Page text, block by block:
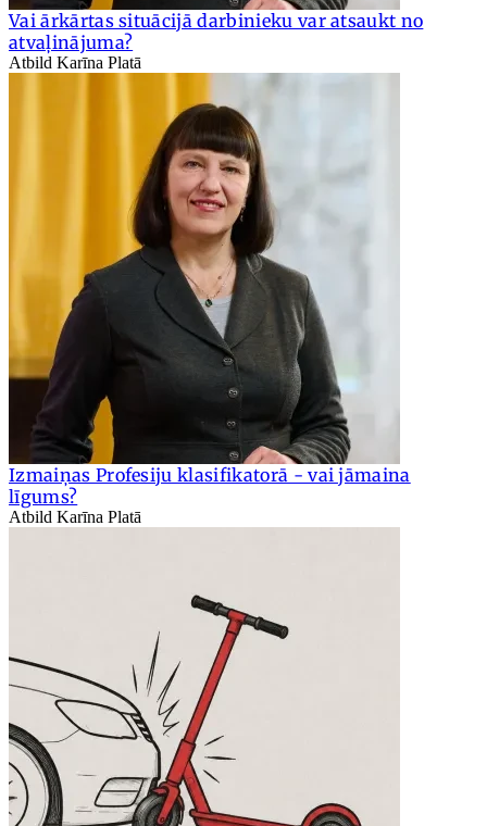
Vai ārkārtas situācijā darbinieku var atsaukt no
atvaļinājuma?
Atbild Karīna Platā
Izmaiņas Profesiju klasifikatorā - vai jāmaina
līgums?
Atbild Karīna Platā